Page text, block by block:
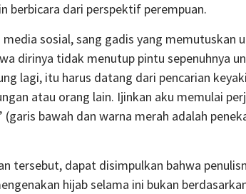
berbicara dari perspektif perempuan.
media sosial, sang gadis yang memutuskan
dirinya tidak menutup pintu sepenuhnya
lagi, itu harus datang dari pencarian
atau orang lain. Ijinkan aku memulai
(garis bawah dan warna merah adalah
tersebut, dapat disimpulkan bahwa
hijab selama ini bukan